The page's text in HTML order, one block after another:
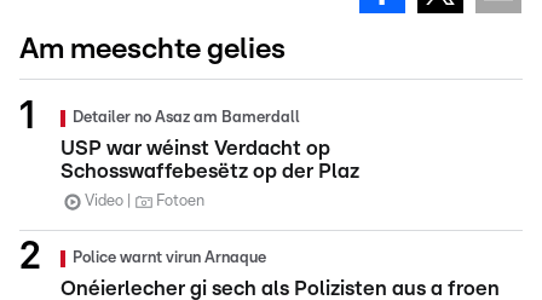
Am meeschte gelies
Detailer no Asaz am Bamerdall
USP war wéinst Verdacht op
Schosswaffebesëtz op der Plaz
Video Fotoen
Police warnt virun Arnaque
Onéierlecher gi sech als Polizisten aus a froen